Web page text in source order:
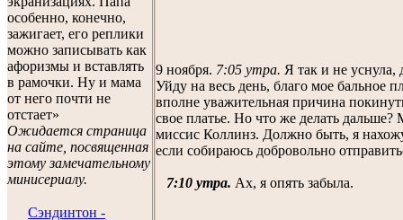
особенно, конечно,
зажигает, его реплики
можно записывать как
афоризмы и вставлять
в рамочки. Ну и мама
от него почти не
отстает»
Ожидается страница
на сайте, посвященная
этому замечательному
минисериалу.
Сэндинтон -
9 ноября. 7:05 утра. Я так и не уснула,
Уйду на весь день, благо мое бальное
вполне уважительная причина
свое платье. Но что же делать
миссис Коллинз. Должно быть, я
если собираюсь добровольно
7:10 утра. Ах, я опять забыла.